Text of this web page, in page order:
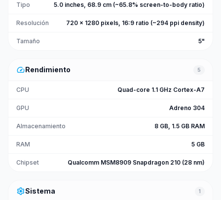
Tipo 5.0 inches, 68.9 cm (~65.8% screen-to-body ratio)
Resolución 720 x 1280 pixels, 16:9 ratio (~294 ppi density)
Tamaño 5"
speedRendimiento 5
CPU Quad-core 1.1 GHz Cortex-A7
GPU Adreno 304
Almacenamiento 8 GB, 1.5 GB RAM
RAM 5 GB
Chipset Qualcomm MSM8909 Snapdragon 210 (28 nm)
settingsSistema 1